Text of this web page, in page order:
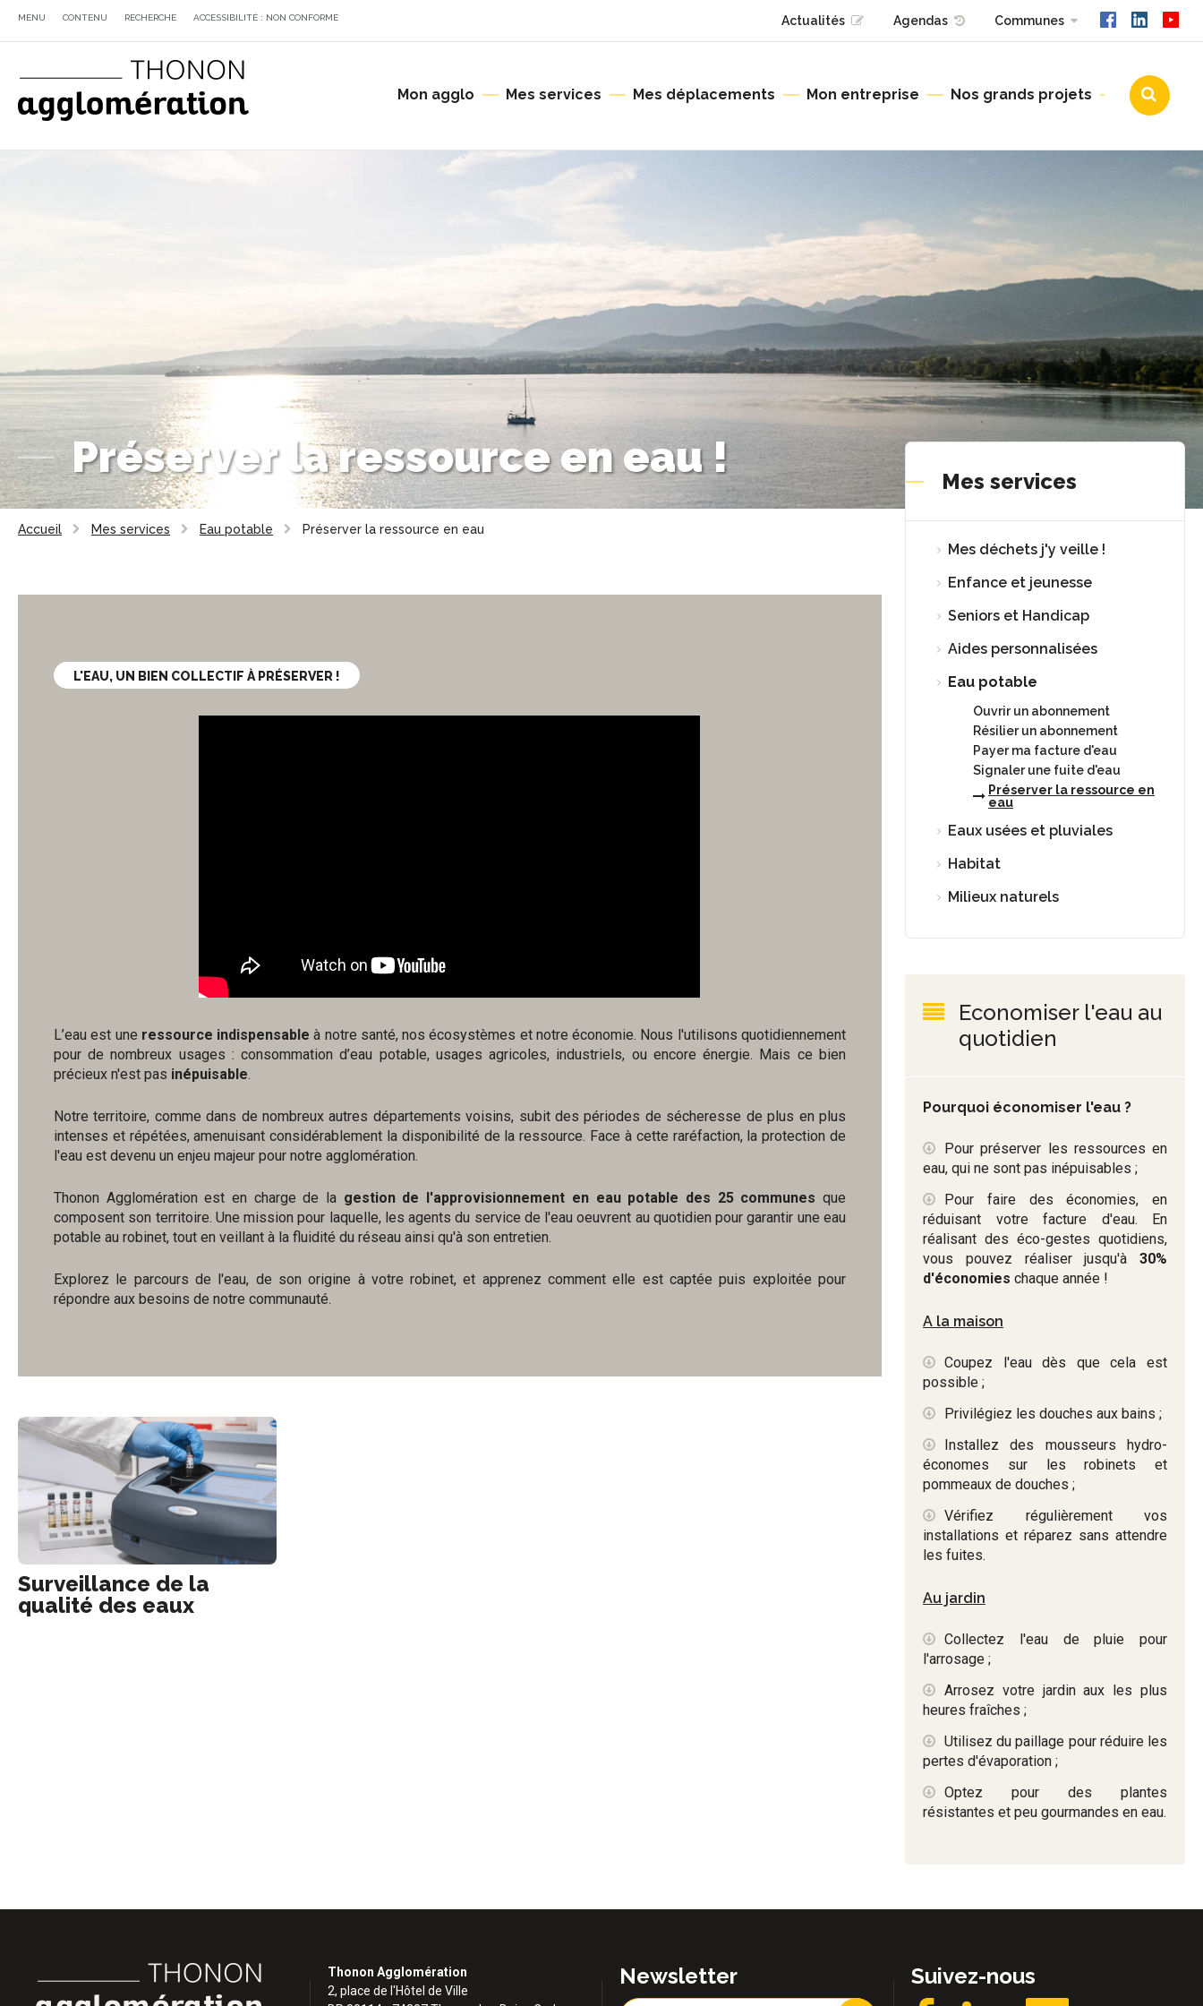
MENU CONTENU RECHERCHE ACCESSIBILITÉ : NON CONFORME Actualités Agendas Communes
Mon agglo Mes services Mes déplacements Mon entreprise Nos grands projets
Préserver la ressource en eau !
Accueil Mes services Eau potable Préserver la ressource en eau
L'EAU, UN BIEN COLLECTIF À PRÉSERVER !
L’eau est une ressource indispensable à notre santé, nos écosystèmes et notre économie. Nous l'utilisons quotidiennement
pour de nombreux usages : consommation d’eau potable, usages agricoles, industriels, ou encore énergie. Mais ce bien
précieux n'est pas inépuisable.
Notre territoire, comme dans de nombreux autres départements voisins, subit des périodes de sécheresse de plus en plus
intenses et répétées, amenuisant considérablement la disponibilité de la ressource. Face à cette raréfaction, la protection de
l'eau est devenu un enjeu majeur pour notre agglomération.
Thonon Agglomération est en charge de la gestion de l'approvisionnement en eau potable des 25 communes que
composent son territoire. Une mission pour laquelle, les agents du service de l'eau oeuvrent au quotidien pour garantir une eau
potable au robinet, tout en veillant à la fluidité du réseau ainsi qu'à son entretien.
Explorez le parcours de l'eau, de son origine à votre robinet, et apprenez comment elle est captée puis exploitée pour
répondre aux besoins de notre communauté.
Surveillance de la
qualité des eaux
Mes services
Mes déchets j'y veille !
Enfance et jeunesse
Seniors et Handicap
Aides personnalisées
Eau potable
Ouvrir un abonnement
Résilier un abonnement
Payer ma facture d'eau
Signaler une fuite d'eau
Préserver la ressource en
eau
Eaux usées et pluviales
Habitat
Milieux naturels
Economiser l'eau au
quotidien
Pourquoi économiser l'eau ?
Pour préserver les ressources en
eau, qui ne sont pas inépuisables ;
Pour faire des économies, en
réduisant votre facture d'eau. En
réalisant des éco-gestes quotidiens,
vous pouvez réaliser jusqu'à 30%
d'économies chaque année !
A la maison
Coupez l'eau dès que cela est
possible ;
Privilégiez les douches aux bains ;
Installez des mousseurs hydro-
économes sur les robinets et
pommeaux de douches ;
Vérifiez régulièrement vos
installations et réparez sans attendre
les fuites.
Au jardin
Collectez l'eau de pluie pour
l'arrosage ;
Arrosez votre jardin aux les plus
heures fraîches ;
Utilisez du paillage pour réduire les
pertes d'évaporation ;
Optez pour des plantes
résistantes et peu gourmandes en eau.
Thonon Agglomération
2, place de l'Hôtel de Ville
Newsletter Suivez-nous